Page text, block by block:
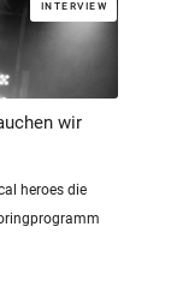
INTERVIEW
wir
heroes die